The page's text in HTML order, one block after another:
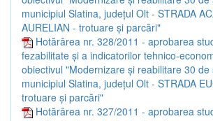
municipiul Slatina, judeţul Olt - STRADA
AURELIAN - trotuare şi parcări"
Hotărârea nr. 328/2011 - aprobarea
fezabilitate şi a indicatorilor tehnico-
obiectivul "Modernizare şi reabilitare 30 de
municipiul Slatina, judeţul Olt - STRADA
trotuare şi parcări"
Hotărârea nr. 327/2011 - aprobarea